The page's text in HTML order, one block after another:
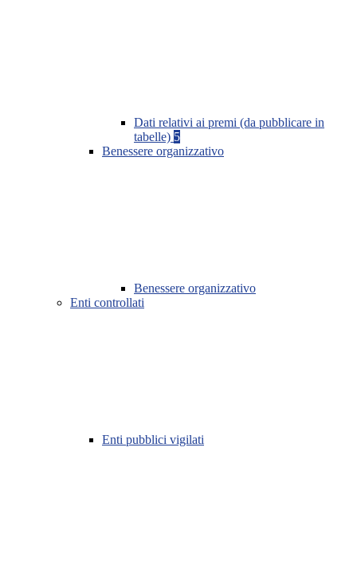
Dati relativi ai premi (da pubblicare in
tabelle) 5
Benessere organizzativo
Benessere organizzativo
Enti controllati
Enti pubblici vigilati